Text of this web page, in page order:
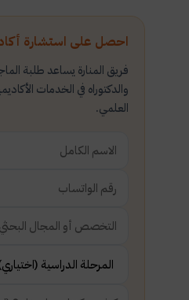
احصل على استشارة
فريق المنارة يساعد طلبة
والدكتوراه في الخدمات
العلمي.